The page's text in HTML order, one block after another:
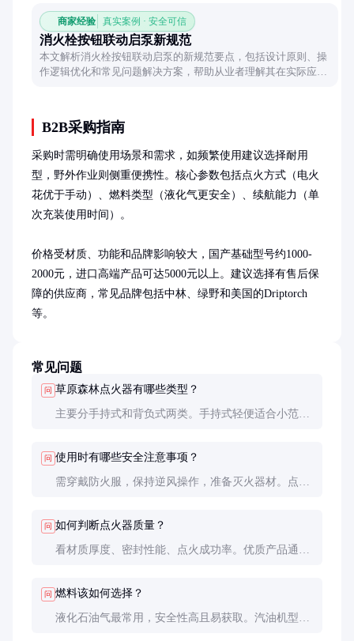
商家经验 真实案例 · 安全可信
消火栓按钮联动启泵新规范
本文解析消火栓按钮联动启泵的新规范要点，包括设计原则、操
作逻辑优化和常见问题解决方案，帮助从业者理解其在实际应用
B2B采购指南
采购时需明确使用场景和需求，如频繁使用建议选择耐用
型，野外作业则侧重便携性。核心参数包括点火方式（电火
花优于手动）、燃料类型（液化气更安全）、续航能力（单
次充装使用时间）。
价格受材质、功能和品牌影响较大，国产基础型号约1000-
2000元，进口高端产品可达5000元以上。建议选择有售后保
障的供应商，常见品牌包括中林、绿野和美国的Driptorch
等。
常见问题
问 草原森林点火器有哪些类型？
主要分手持式和背负式两类。手持式轻便适合小范围
问 使用时有哪些安全注意事项？
需穿戴防火服，保持逆风操作，准备灭火器材。点火
问 如何判断点火器质量？
看材质厚度、密封性能、点火成功率。优质产品通常
问 燃料该如何选择？
液化石油气最常用，安全性高且易获取。汽油机型动